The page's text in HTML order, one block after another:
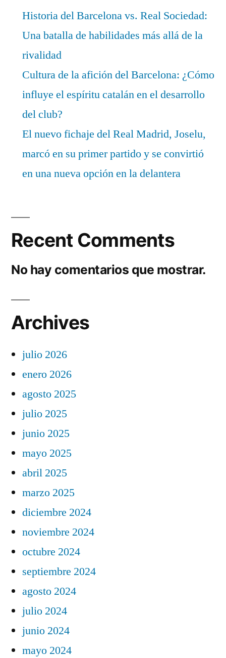
Historia del Barcelona vs. Real Sociedad:
Una batalla de habilidades más allá de la
rivalidad
Cultura de la afición del Barcelona: ¿Cómo
influye el espíritu catalán en el desarrollo
del club?
El nuevo fichaje del Real Madrid, Joselu,
marcó en su primer partido y se convirtió
en una nueva opción en la delantera
Recent Comments
No hay comentarios que mostrar.
Archives
julio 2026
enero 2026
agosto 2025
julio 2025
junio 2025
mayo 2025
abril 2025
marzo 2025
diciembre 2024
noviembre 2024
octubre 2024
septiembre 2024
agosto 2024
julio 2024
junio 2024
mayo 2024